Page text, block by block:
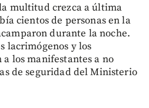
multitud crezca a última
cientos de personas en la
durante la noche.
lacrimógenos y los
los manifestantes a no
de seguridad del Ministerio